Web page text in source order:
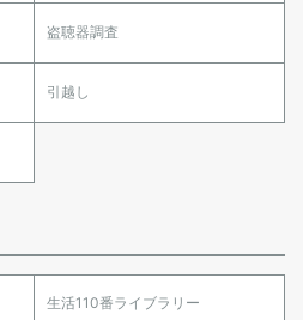
盗聴器調査
引越し
生活110番ライブラリー